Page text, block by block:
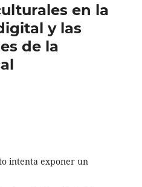
en la
y las
de la
intenta exponer un